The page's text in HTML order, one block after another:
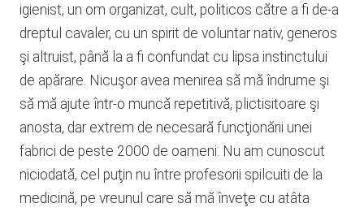
igienist, un om organizat, cult, politicos către a fi de-a
dreptul cavaler, cu un spirit de voluntar nativ, generos
şi altruist, până la a fi confundat cu lipsa instinctului
de apărare. Nicuşor avea menirea să mă îndrume şi
să mă ajute într-o muncă repetitivă, plictisitoare şi
anosta, dar extrem de necesară funcţionării unei
fabrici de peste 2000 de oameni. Nu am cunoscut
niciodată, cel puţin nu între profesorii spilcuiti de la
medicină, pe vreunul care să mă înveţe cu atâta